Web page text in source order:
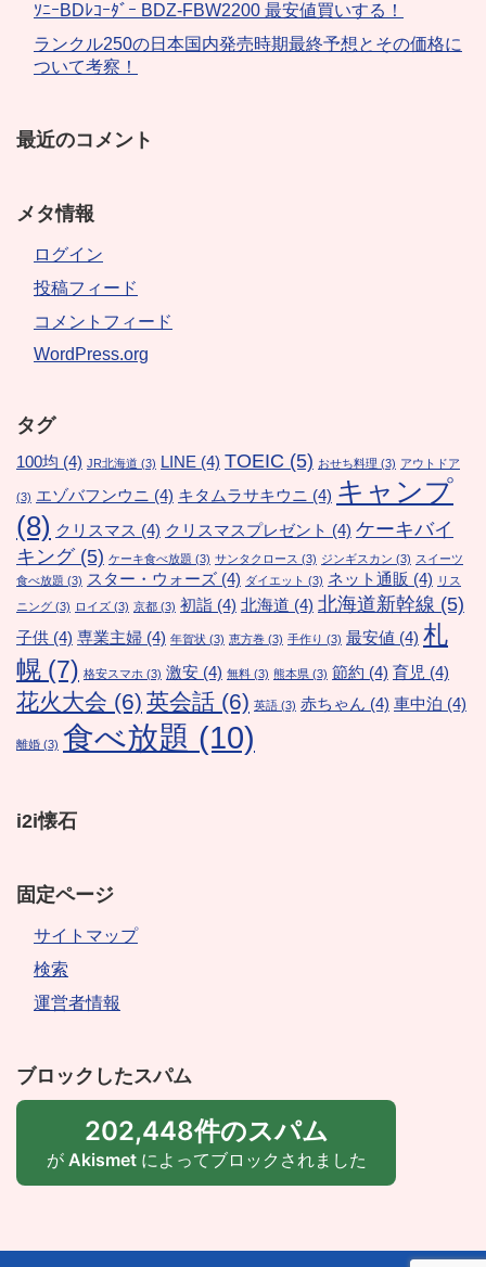
ｿﾆｰBDﾚｺｰﾀﾞｰ BDZ-FBW2200 最安値買いする！
ランクル250の日本国内発売時期最終予想とその価格に
ついて考察！
最近のコメント
メタ情報
ログイン
投稿フィード
コメントフィード
WordPress.org
タグ
100均 (4) JR北海道 (3) LINE (4) TOEIC (5) おせち料理 (3) アウトドア
(3) エゾバフンウニ (4) キタムラサキウニ (4) キャンプ
(8) クリスマス (4) クリスマスプレゼント (4) ケーキバイ
キング(5) ケーキ食べ放題 (3) サンタクロース (3) ジンギスカン (3) スイーツ
食べ放題 (3) スター・ウォーズ (4) ダイエット (3) ネット通販 (4) リス
ニング (3) ロイズ (3) 京都 (3) 初詣 (4) 北海道 (4) 北海道新幹線 (5)
子供 (4) 専業主婦 (4) 年賀状 (3) 恵方巻 (3) 手作り (3) 最安値 (4) 札
幌 (7) 格安スマホ (3) 激安 (4) 無料 (3) 熊本県 (3) 節約 (4) 育児 (4)
花火大会 (6) 英会話 (6) 英語 (3) 赤ちゃん (4) 車中泊 (4)
離婚 (3) 食べ放題 (10)
i2i懐石
固定ページ
サイトマップ
検索
運営者情報
ブロックしたスパム
202,448件のスパム
が Akismetによってブロックされました